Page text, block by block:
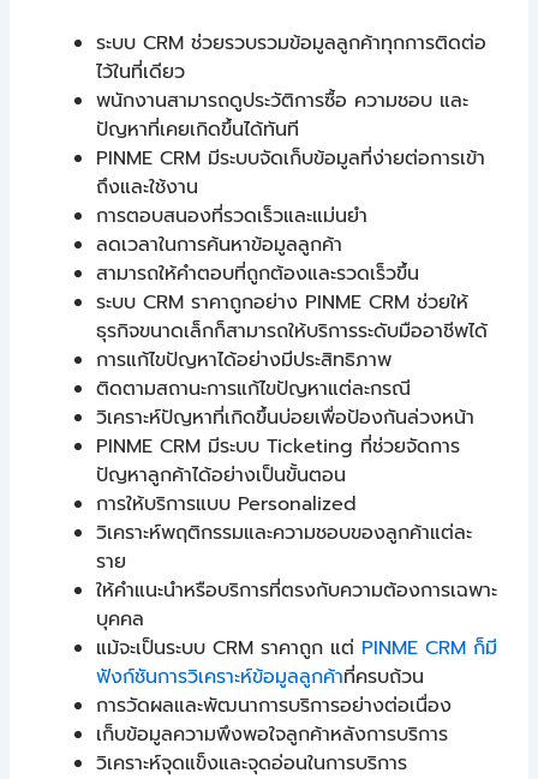
ระบบ CRM ช่วยรวบรวมข้อมูลลูกค้าทุกการติดต่อ
ไว้ในที่เดียว
พนักงานสามารถดูประวัติการซื้อ ความชอบ และ
ปัญหาที่เคยเกิดขึ้นได้ทันที
PINME CRM มีระบบจัดเก็บข้อมูลที่ง่ายต่อการเข้า
ถึงและใช้งาน
การตอบสนองที่รวดเร็วและแม่นยำ
ลดเวลาในการค้นหาข้อมูลลูกค้า
สามารถให้คำตอบที่ถูกต้องและรวดเร็วขึ้น
ระบบ CRM ราคาถูกอย่าง PINME CRM ช่วยให้
ธุรกิจขนาดเล็กก็สามารถให้บริการระดับมืออาชีพได้
การแก้ไขปัญหาได้อย่างมีประสิทธิภาพ
ติดตามสถานะการแก้ไขปัญหาแต่ละกรณี
วิเคราะห์ปัญหาที่เกิดขึ้นบ่อยเพื่อป้องกันล่วงหน้า
PINME CRM มีระบบ Ticketing ที่ช่วยจัดการ
ปัญหาลูกค้าได้อย่างเป็นขั้นตอน
การให้บริการแบบ Personalized
วิเคราะห์พฤติกรรมและความชอบของลูกค้าแต่ละ
ราย
ให้คำแนะนำหรือบริการที่ตรงกับความต้องการเฉพาะ
บุคคล
แม้จะเป็นระบบ CRM ราคาถูก แต่ PINME CRM ก็มี
ฟังก์ชันการวิเคราะห์ข้อมูลลูกค้าที่ครบถ้วน
การวัดผลและพัฒนาการบริการอย่างต่อเนื่อง
เก็บข้อมูลความพึงพอใจลูกค้าหลังการบริการ
วิเคราะห์จุดแข็งและจุดอ่อนในการบริการ